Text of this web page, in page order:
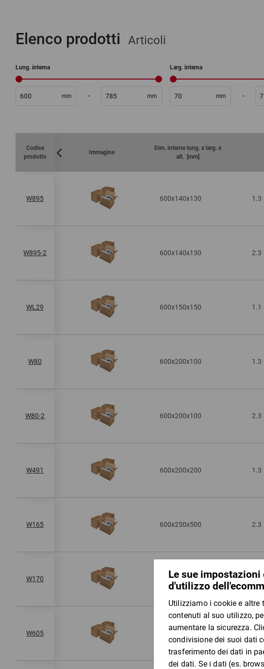
Elenco prodotti Articoli
Lung. interna
mm - mm
Larg. interna
mm -
Codice
prodotto
Immagine
Dim. interne lung. x larg. x
alt. [mm]
W895 600x140x130 1.3
W895-2 600x140x130 2.3
WL29 600x150x150 1.1
W80 600x200x100 1.3
W80-2 600x200x100 2.3
W491 600x200x200 1.3
W165 600x250x500 2.3
W170 600x250x800 2.3
W605 600x300x300 2.4